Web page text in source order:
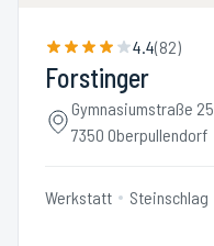
4.4(82)
Forstinger
Gymnasiumstraße 25
7350 Oberpullendorf
Werkstatt Steinschlag